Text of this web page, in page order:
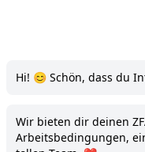
Hi! 😊 Schön, dass du
Wir bieten dir deinen
Arbeitsbedingungen,